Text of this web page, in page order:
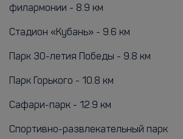
филармонии - 8.9 км
Стадион «Кубань» - 9.6 км
Парк 30-летия Победы - 9.8 км
Парк Горького - 10.8 км
Сафари-парк - 12.9 км
Спортивно-развлекательный парк